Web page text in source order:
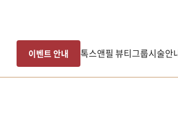
이벤트 안내 톡스앤필 뷰티그룹시술안